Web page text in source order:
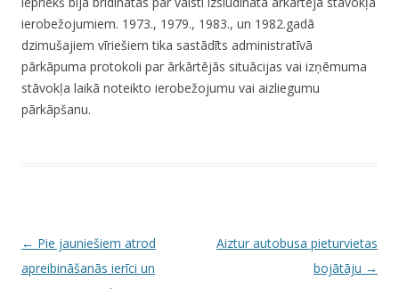
ierobežojumiem. 1973., 1979., 1983., un 1982.gadā
dzimušajiem vīriešiem tika sastādīts administratīvā
pārkāpuma protokoli par ārkārtējās situācijas vai izņēmuma
stāvokļa laikā noteikto ierobežojumu vai aizliegumu
pārkāpšanu.
P
o
← Pie jauniešiem atrod
apreibināšanās ierīci un
Aiztur autobusa pieturvietas
bojātāju →